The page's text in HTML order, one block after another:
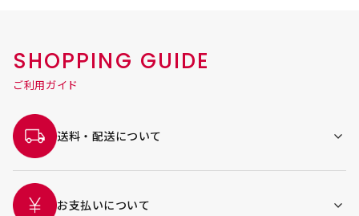
SHOPPING GUIDE
ご利用ガイド
送料・配送について
お支払いについて